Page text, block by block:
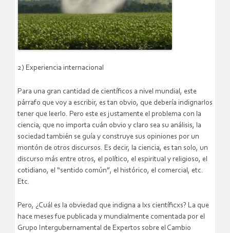
2) Experiencia internacional
Para una gran cantidad de científicos a nivel mundial, este
párrafo que voy a escribir, es tan obvio, que debería indignarlos
tener que leerlo. Pero este es justamente el problema con la
ciencia, que no importa cuán obvio y claro sea su análisis, la
sociedad también se guía y construye sus opiniones por un
montón de otros discursos. Es decir, la ciencia, es tan solo, un
discurso más entre otros, el político, el espiritual y religioso, el
cotidiano, el “sentido común”, el histórico, el comercial, etc.
Etc.
Pero, ¿Cuál es la obviedad que indigna a lxs científicxs? La que
hace meses fue publicada y mundialmente comentada por el
Grupo Intergubernamental de Expertos sobre el Cambio